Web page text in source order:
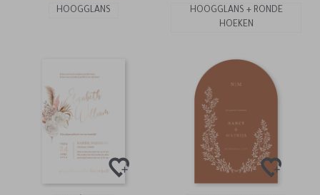
HOOGGLANS
HOOGGLANS + RONDE
HOEKEN